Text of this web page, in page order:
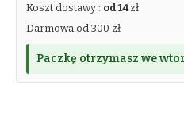
Koszt dostawy : od 14zł
Darmowa od 300 zł
Paczkę otrzymasz we